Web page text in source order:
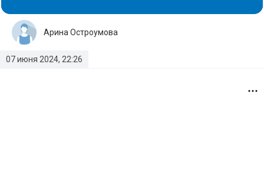
07 июня 2024, 22:26
Арина Остроумова